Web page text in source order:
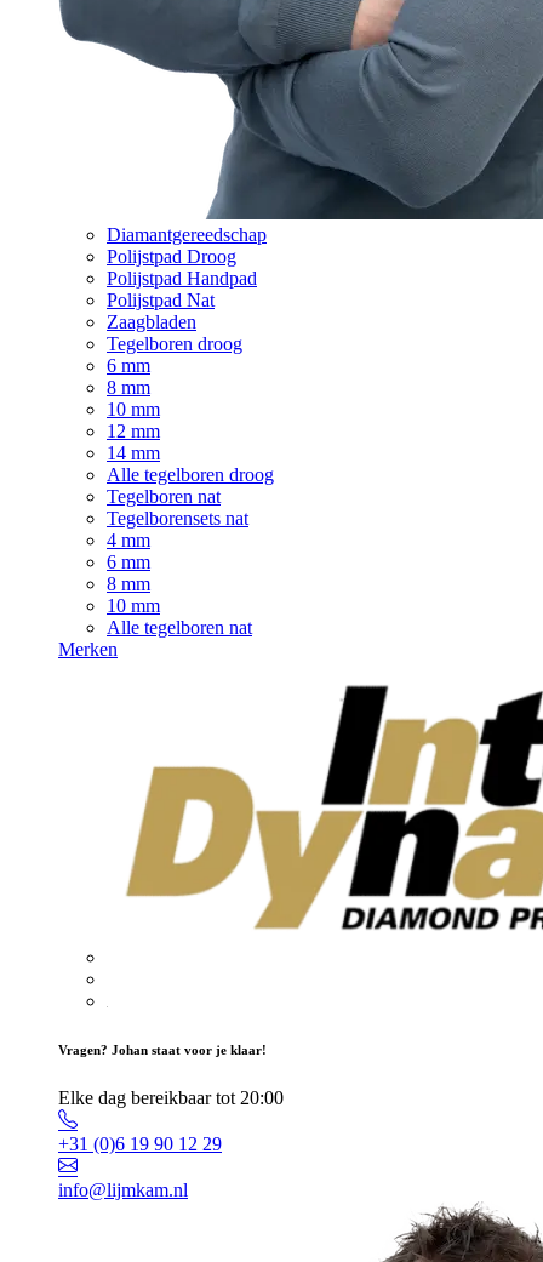
Diamantgereedschap
Polijstpad Droog
Polijstpad Handpad
Polijstpad Nat
Zaagbladen
Tegelboren droog
6 mm
8 mm
10 mm
12 mm
14 mm
Alle tegelboren droog
Tegelboren nat
Tegelborensets nat
4 mm
6 mm
8 mm
10 mm
Alle tegelboren nat
Merken
Vragen? Johan staat voor je klaar!
Elke dag bereikbaar tot 20:00
+31 (0)6 19 90 12 29
info@lijmkam.nl